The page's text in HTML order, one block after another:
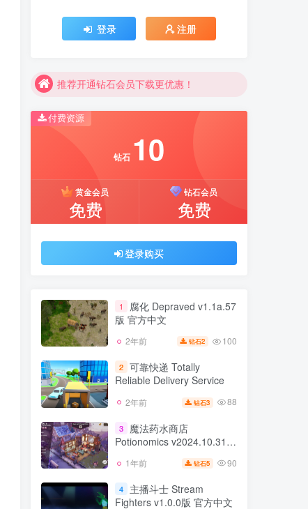
登录
注册
推荐开通钻石会员下载更优惠！
推荐开通钻石会员下载更优惠！
付费资源
钻石 10
黄金会员
免费
钻石会员
免费
登录购买
1
腐化 Depraved v1.1a.57
版 官方中文
2年前 钻石2 100
2 可靠快递 Totally
Reliable Delivery Service
2年前 钻石3 88
3
魔法药水商店
Potionomics v2024.10.31版
1年前 钻石5 90
4
主播斗士 Stream
Fighters v1.0.0版 官方中文